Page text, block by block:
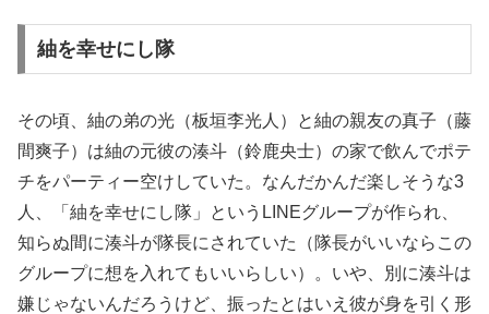
紬を幸せにし隊
その頃、紬の弟の光（板垣李光人）と紬の親友の真子（藤
間爽子）は紬の元彼の湊斗（鈴鹿央士）の家で飲んでポテ
チをパーティー空けしていた。なんだかんだ楽しそうな3
人、「紬を幸せにし隊」というLINEグループが作られ、
知らぬ間に湊斗が隊長にされていた（隊長がいいならこの
グループに想を入れてもいいらしい）。いや、別に湊斗は
嫌じゃないんだろうけど、振ったとはいえ彼が身を引く形